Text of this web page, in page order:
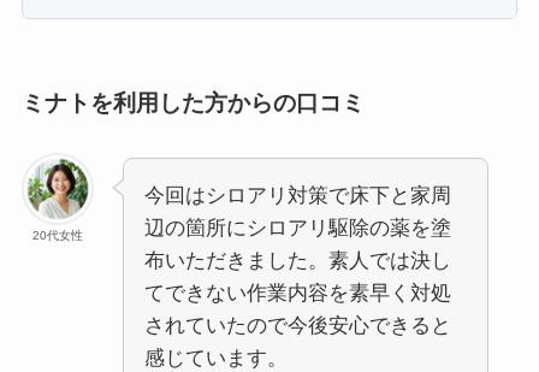
ミナトを利用した方からの口コミ
20代女性
今回はシロアリ対策で床下と家周
辺の箇所にシロアリ駆除の薬を塗
布いただきました。素人では決し
てできない作業内容を素早く対処
されていたので今後安心できると
感じています。